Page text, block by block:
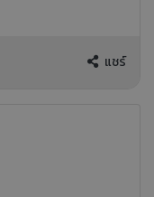
แชร์